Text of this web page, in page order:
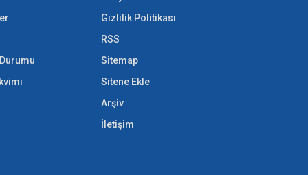
Gizlilik Politikası
RSS
Sitemap
Sitene Ekle
Arşiv
İletişim